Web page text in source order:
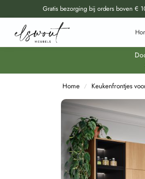
Gratis bezorging bij orders boven €
Doorzoek al onze
Home / Keukenfrontjes